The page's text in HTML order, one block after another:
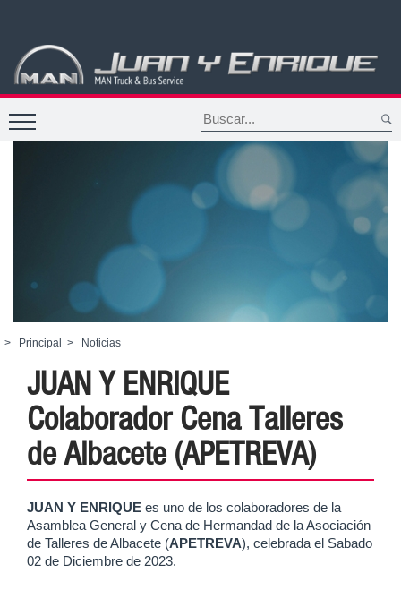
> Principal > Noticias
JUAN Y ENRIQUE
Colaborador Cena Talleres
de Albacete (APETREVA)
JUAN Y ENRIQUE es uno de los colaboradores de la
Asamblea General y Cena de Hermandad de la Asociación
de Talleres de Albacete (APETREVA), celebrada el Sabado
02 de Diciembre de 2023.